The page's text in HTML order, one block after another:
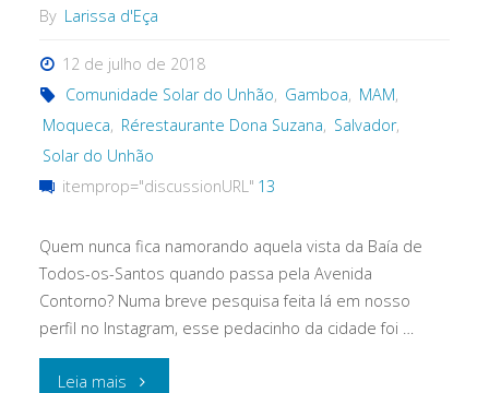
By Larissa d'Eça
12 de julho de 2018
Comunidade Solar do Unhão, Gamboa, MAM,
Moqueca, Rérestaurante Dona Suzana, Salvador,
Solar do Unhão
itemprop="discussionURL" 13
Quem nunca fica namorando aquela vista da Baía de
Todos-os-Santos quando passa pela Avenida
Contorno? Numa breve pesquisa feita lá em nosso
perfil no Instagram, esse pedacinho da cidade foi …
Leia mais "Cores